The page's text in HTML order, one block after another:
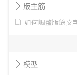
版主筋
如何調整版筋文
模型